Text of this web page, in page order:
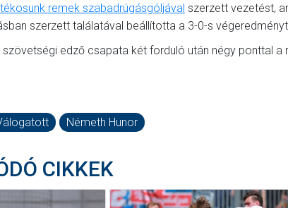
remek szabadrúgásgóljával szerzett vezetést,
szerzett találatával beállította a 3-0-s
edző csapata két forduló után négy ponttal a
Németh Hunor
CIKKEK